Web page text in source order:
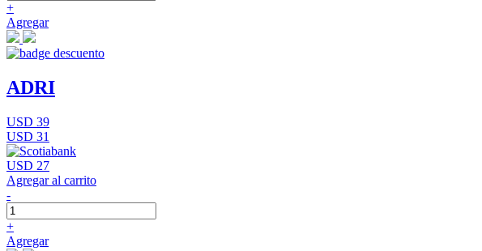
+
Agregar
ADRI
USD 39
USD 31
USD 27
Agregar al carrito
-
+
Agregar